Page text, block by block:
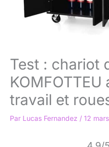
Test : chariot
travail et
Par Lucas Fernandez / 12